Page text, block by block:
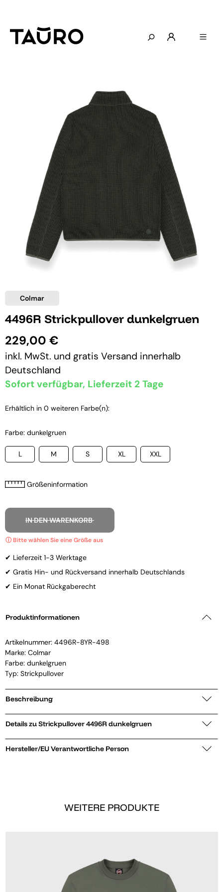
Colmar
4496R Strickpullover dunkelgruen
229,00 €
inkl. MwSt. und gratis Versand innerhalb
Deutschland
Sofort verfügbar, Lieferzeit 2 Tage
Erhältlich in 0 weiteren Farbe(n):
Farbe: dunkelgruen
L M S XL XXL
Größeninformation
IN DEN WARENKORB
✔ Lieferzeit 1-3 Werktage
✔ Gratis Hin- und Rückversand innerhalb Deutschlands
✔ Ein Monat Rückgaberecht
Produktinformationen
Artikelnummer: 4496R-8YR-498
Marke: Colmar
Farbe: dunkelgruen
Typ: Strickpullover
Beschreibung
Details zu Strickpullover 4496R dunkelgruen
Hersteller/EU Verantwortliche Person
WEITERE PRODUKTE